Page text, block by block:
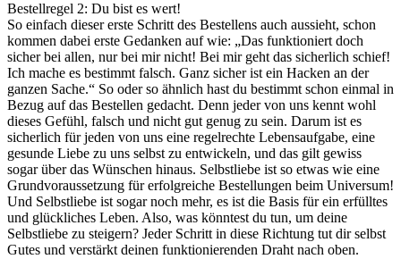
Bestellregel 2: Du bist es wert!
So einfach dieser erste Schritt des Bestellens auch aussieht, schon
kommen dabei erste Gedanken auf wie: „Das funktioniert doch
sicher bei allen, nur bei mir nicht! Bei mir geht das sicherlich schief!
Ich mache es bestimmt falsch. Ganz sicher ist ein Hacken an der
ganzen Sache.“ So oder so ähnlich hast du bestimmt schon einmal in
Bezug auf das Bestellen gedacht. Denn jeder von uns kennt wohl
dieses Gefühl, falsch und nicht gut genug zu sein. Darum ist es
sicherlich für jeden von uns eine regelrechte Lebensaufgabe, eine
gesunde Liebe zu uns selbst zu entwickeln, und das gilt gewiss
sogar über das Wünschen hinaus. Selbstliebe ist so etwas wie eine
Grundvoraussetzung für erfolgreiche Bestellungen beim Universum!
Und Selbstliebe ist sogar noch mehr, es ist die Basis für ein erfülltes
und glückliches Leben. Also, was könntest du tun, um deine
Selbstliebe zu steigern? Jeder Schritt in diese Richtung tut dir selbst
Gutes und verstärkt deinen funktionierenden Draht nach oben.